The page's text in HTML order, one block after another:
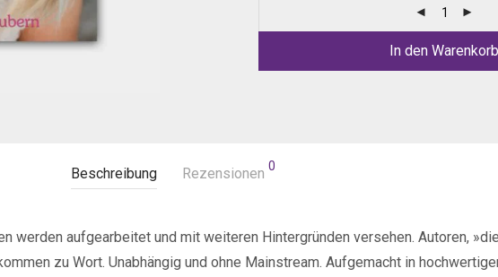
In den Warenkorb
Beschreibung Rezensionen 0
werden aufgearbeitet und mit weiteren Hintergründen versehen. Autoren,
zu Wort. Unabhängig und ohne Mainstream. Aufgemacht in